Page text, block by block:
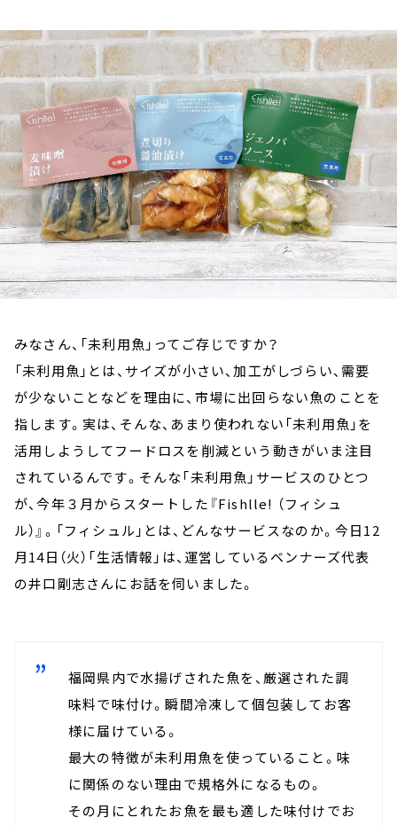
お知らせ
イベント・グッズ
YouTube
会社情報
みなさん、「未利用魚」ってご存じですか？
「未利用魚」とは、サイズが小さい、加工がしづらい、需要
が少ないことなどを理由に、市場に出回らない魚のことを
指します。実は、そんな、あまり使われない「未利用魚」を
活用しようしてフードロスを削減という動きがいま注目
されているんです。そんな「未利用魚」サービスのひとつ
が、今年３月からスタートした『Fishlle! （フィシュ
ル）』。「フィシュル」とは、どんなサービスなのか。今日12
月14日（火）「生活情報」は、運営しているベンナーズ代表
の井口剛志さんにお話を伺いました。
福岡県内で水揚げされた魚を、厳選された調
味料で味付け。瞬間冷凍して個包装してお客
様に届けている。
最大の特徴が未利用魚を使っていること。味
に関係のない理由で規格外になるもの。
その月にとれたお魚を最も適した味付けでお